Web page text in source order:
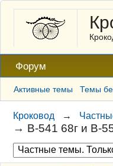
Форум
Активные темы Темы
Кроковод →
→ В-541 68г и В-